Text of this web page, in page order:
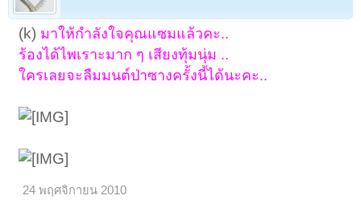
(k) มาให้กำลังใจคุณแซมแล้วคะ..
ร้องได้ไพเราะมาก ๆ เสียงทุ้มนุ่ม ..
ใครเลยจะลืมมนต์ป่าซางครั้งนี้ได้นะคะ..
24 พฤศจิกายน 2010